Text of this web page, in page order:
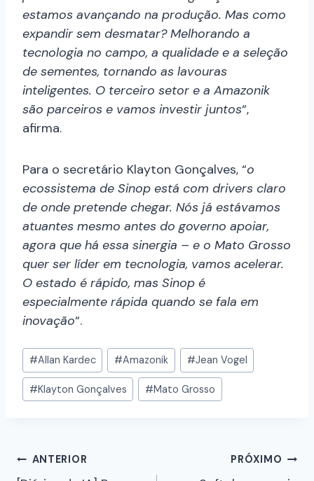
estamos avançando na produção. Mas como
expandir sem desmatar? Melhorando a
tecnologia no campo, a qualidade e a seleção
de sementes, tornando as lavouras
inteligentes. O terceiro setor e a Amazonik
são parceiros e vamos investir juntos“,
afirma.
Para o secretário Klayton Gonçalves, “o
ecossistema de Sinop está com drivers claro
de onde pretende chegar. Nós já estávamos
atuantes mesmo antes do governo apoiar,
agora que há essa sinergia – e o Mato Grosso
quer ser líder em tecnologia, vamos acelerar.
O estado é rápido, mas Sinop é
especialmente rápida quando se fala em
inovação“.
#Allan Kardec #Amazonik #Jean Vogel
#Klayton Gonçalves #Mato Grosso
ANTERIOR PRÓXIMO